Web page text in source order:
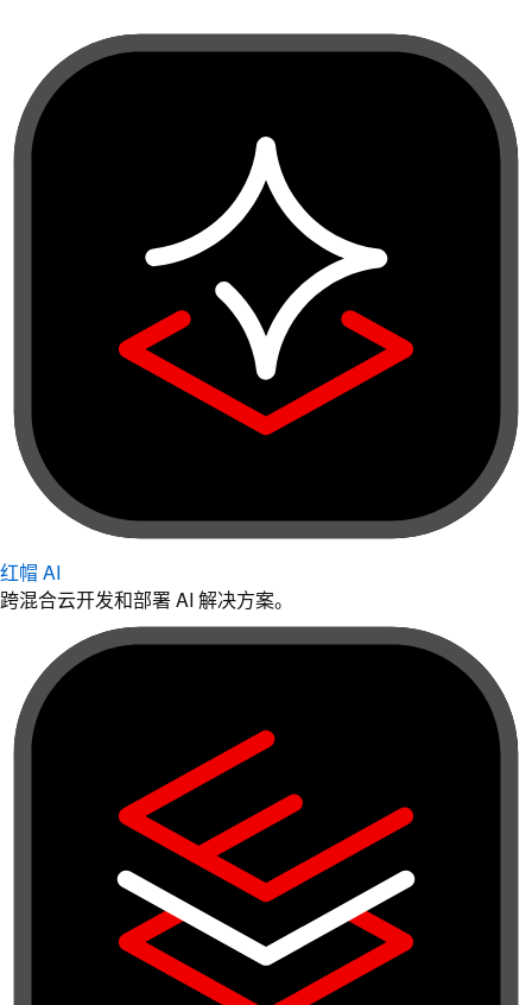
红帽 AI
跨混合云开发和部署 AI 解决方案。